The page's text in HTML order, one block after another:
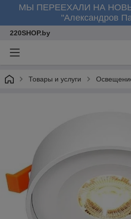
МЫ ПЕРЕЕХАЛИ НА
"Александров
220SHOP.by
Товары и услуги